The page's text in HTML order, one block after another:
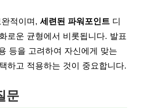
적이며, 세련된 파워포인트 디
로운 균형에서 비롯됩니다. 발표
등을 고려하여 자신에게 맞는
하고 적용하는 것이 중요합니다.
문